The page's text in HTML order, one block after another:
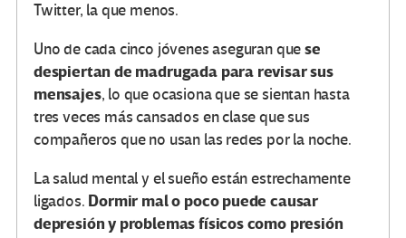
Twitter, la que menos.
Uno de cada cinco jóvenes aseguran quese
despiertan de madrugada para revisar sus
mensajes, lo que ocasiona que se sientan hasta
tres veces más cansados en clase que sus
compañeros que no usan las redes por la noche.
La salud mental y el sueño están estrechamente
ligados. Dormir mal o poco puede causar
depresión y problemas físicos como presión